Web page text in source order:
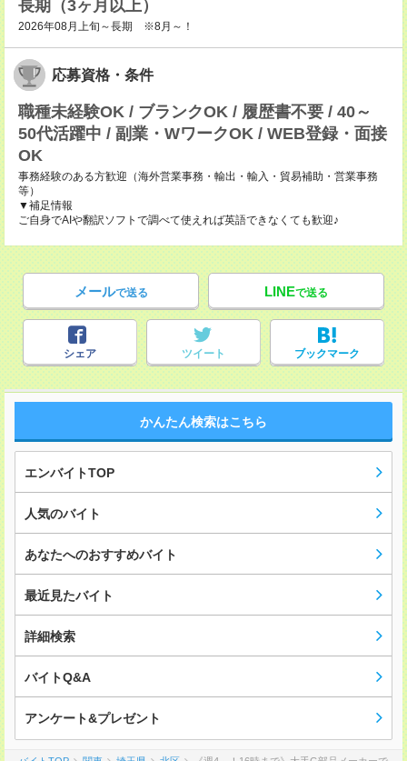
長期（3ヶ月以上）
2026年08月上旬～長期 ※8月～！
応募資格・条件
職種未経験OK / ブランクOK / 履歴書不要 / 40～
50代活躍中 / 副業・WワークOK / WEB登録・面接
OK
事務経験のある方歓迎（海外営業事務・輸出・輸入・貿易補助・営業事務
等）
▼補足情報
ご自身でAIや翻訳ソフトで調べて使えれば英語できなくても歓迎♪
メールで送る LINEで送る
シェア ツイート ブックマーク
かんたん検索はこちら
エンバイトTOP
人気のバイト
あなたへのおすすめバイト
最近見たバイト
詳細検索
バイトQ&A
アンケート&プレゼント